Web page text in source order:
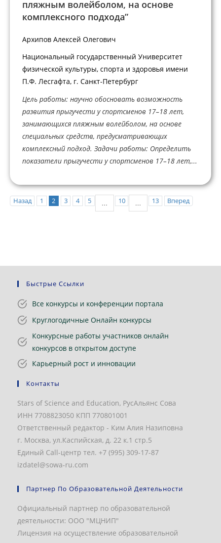
пляжным волейболом, на основе
комплексного подхода”
Архипов Алексей Олегович
Национальный государственный Университет
физической культуры, спорта и здоровья имени
П.Ф. Лесгафта, г. Санкт-Петербург
Цель работы: научно обосновать возможность
развития прыгучести у спортсменов 17–18 лет,
занимающихся пляжным волейболом, на основе
специальных средств, предусматривающих
комплексный подход. Задачи работы: Определить
показатели прыгучести у спортсменов 17–18 лет,...
Назад 1 2 3 4 5 ... 10 ... 13 Вперед
Быстрые Ссылки
Все конкурсы и конференции портала
Круглогодичные Онлайн конкурсы
Конкурсные работы участников онлайн
конкурсов в открытом доступе
Карьерный рост и инновации
Контакты
Stars of Science and Education, РусАльянс Сова
ИНН 7708823050 КПП 770801001
Ответственный редактор - Ким Алия Назиповна
г. Москва, ул.Каспийская, д. 22 к.1 стр.5
Единый Call-центр тел. +7 (995) 309-17-87
izdatel@sowa-ru.com
Партнер По Образовательной Деятельности
Официальный партнер по образовательной
деятельности: ООО "МЦНИП"
Лицензия на осуществление образовательной